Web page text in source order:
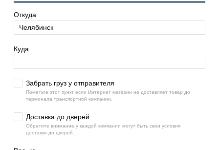
Откуда
Куда
Забрать груз у отправителя
Пометьте этот пункт если Интернет магазин не доставляет товар до
терминала транспортной компании.
Доставка до дверей
Обратите внимание у каждой компании могут быть свои условия
доставки до дверей.